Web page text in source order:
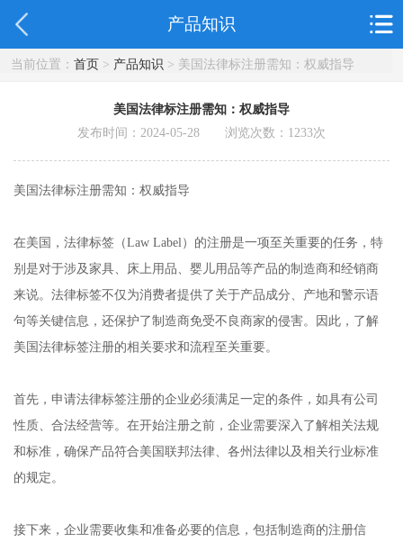
产品知识
当前位置： 首页> 产品知识 > 美国法律标注册需知：权威指导
美国法律标注册需知：权威指导
发布时间：2024-05-28 浏览次数： 1233次
美国法律标注册需知：权威指导
在美国，法律标签（Law Label）的注册是一项至关重要的任务，特
别是对于涉及家具、床上用品、婴儿用品等产品的制造商和经销商
来说。法律标签不仅为消费者提供了关于产品成分、产地和警示语
句等关键信息，还保护了制造商免受不良商家的侵害。因此，了解
美国法律标签注册的相关要求和流程至关重要。
首先，申请法律标签注册的企业必须满足一定的条件，如具有公司
性质、合法经营等。在开始注册之前，企业需要深入了解相关法规
和标准，确保产品符合美国联邦法律、各州法律以及相关行业标准
的规定。
接下来，企业需要收集和准备必要的信息，包括制造商的注册信